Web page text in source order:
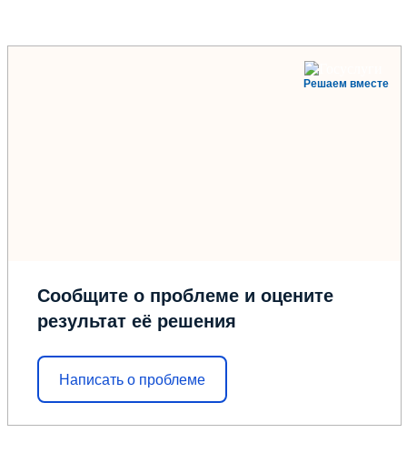
Решаем вместе
Сообщите о проблеме и оцените
результат её решения
Написать о проблеме